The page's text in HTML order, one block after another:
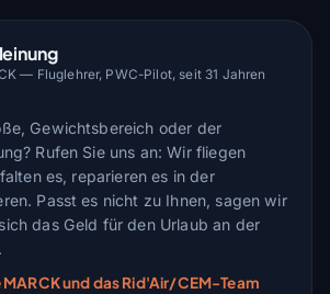
— Fluglehrer, PWC-Pilot, seit 31 Jahren
Gewichtsbereich oder der
Rufen Sie uns an: Wir fliegen
es, reparieren es in der
Passt es nicht zu Ihnen, sagen wir
das Geld für den Urlaub an der
und das Rid'Air/CEM-Team